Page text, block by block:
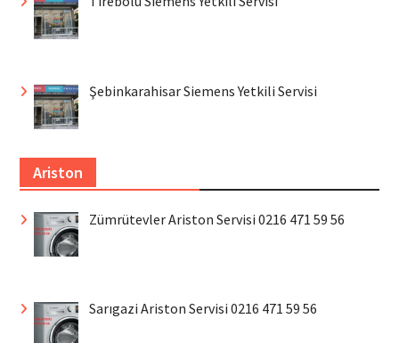
Şebinkarahisar Siemens Yetkili Servisi
Ariston
Zümrütevler Ariston Servisi 0216 471 59 56
Sarıgazi Ariston Servisi 0216 471 59 56